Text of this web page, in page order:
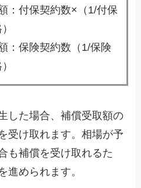
：付保契約数×（1/付保
：保険契約数（1/保険
した場合、補償受取額の
受け取れます。相場が予
も補償を受け取れるた
進められます。